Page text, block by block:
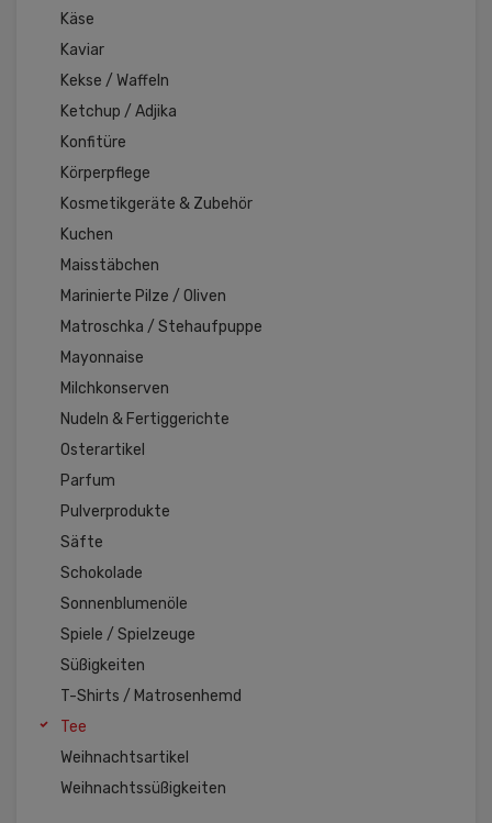
Käse
Kaviar
Kekse / Waffeln
Ketchup / Adjika
Konfitüre
Körperpflege
Kosmetikgeräte & Zubehör
Kuchen
Maisstäbchen
Marinierte Pilze / Oliven
Matroschka / Stehaufpuppe
Mayonnaise
Milchkonserven
Nudeln & Fertiggerichte
Osterartikel
Parfum
Pulverprodukte
Säfte
Schokolade
Sonnenblumenöle
Spiele / Spielzeuge
Süßigkeiten
T-Shirts / Matrosenhemd
Tee
Weihnachtsartikel
Weihnachtssüßigkeiten